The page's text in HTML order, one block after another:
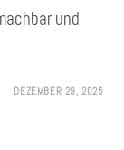
und
DEZEMBER 29, 2025